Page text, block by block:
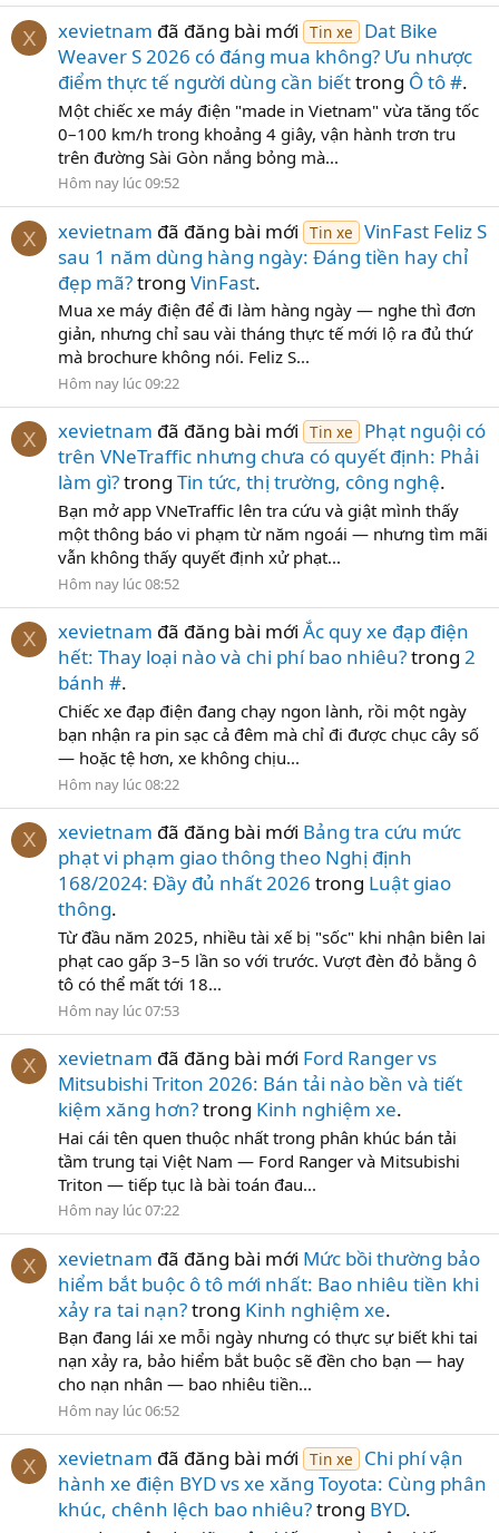
X xevietnam đã đăng bài mới Tin xe
Dat Bike
Weaver S 2026 có đáng mua không? Ưu nhược
điểm thực tế người dùng cần biếttrong Ô tô #.
Một chiếc xe máy điện "made in Vietnam" vừa tăng tốc
0–100 km/h trong khoảng 4 giây, vận hành trơn tru
trên đường Sài Gòn nắng bỏng mà...
Hôm nay lúc 09:52
X xevietnam đã đăng bài mới Tin xe VinFast Feliz S
sau 1 năm dùng hàng ngày: Đáng tiền hay chỉ
đẹp mã?trong VinFast.
Mua xe máy điện để đi làm hàng ngày — nghe thì đơn
giản, nhưng chỉ sau vài tháng thực tế mới lộ ra đủ thứ
mà brochure không nói. Feliz S...
Hôm nay lúc 09:22
X xevietnam đã đăng bài mới Tin xe
Phạt nguội có
trên VNeTraffic nhưng chưa có quyết định: Phải
làm gì?trong Tin tức, thị trường, công nghệ.
Bạn mở app VNeTraffic lên tra cứu và giật mình thấy
một thông báo vi phạm từ năm ngoái — nhưng tìm mãi
vẫn không thấy quyết định xử phạt...
Hôm nay lúc 08:52
X xevietnam đã đăng bài mới Ắc quy xe đạp điện
hết: Thay loại nào và chi phí bao nhiêu?trong 2
bánh #.
Chiếc xe đạp điện đang chạy ngon lành, rồi một ngày
bạn nhận ra pin sạc cả đêm mà chỉ đi được chục cây số
— hoặc tệ hơn, xe không chịu...
Hôm nay lúc 08:22
X xevietnam đã đăng bài mới Bảng tra cứu mức
phạt vi phạm giao thông theo Nghị định
168/2024: Đầy đủ nhất 2026 trong Luật giao
thông.
Từ đầu năm 2025, nhiều tài xế bị "sốc" khi nhận biên lai
phạt cao gấp 3–5 lần so với trước. Vượt đèn đỏ bằng ô
tô có thể mất tới 18...
Hôm nay lúc 07:53
X xevietnam đã đăng bài mới Ford Ranger vs
Mitsubishi Triton 2026: Bán tải nào bền và tiết
kiệm xăng hơn?trong Kinh nghiệm xe.
Hai cái tên quen thuộc nhất trong phân khúc bán tải
tầm trung tại Việt Nam — Ford Ranger và Mitsubishi
Triton — tiếp tục là bài toán đau...
Hôm nay lúc 07:22
X xevietnam đã đăng bài mới Mức bồi thường bảo
hiểm bắt buộc ô tô mới nhất: Bao nhiêu tiền khi
xảy ra tai nạn?trong Kinh nghiệm xe.
Bạn đang lái xe mỗi ngày nhưng có thực sự biết khi tai
nạn xảy ra, bảo hiểm bắt buộc sẽ đền cho bạn — hay
cho nạn nhân — bao nhiêu tiền...
Hôm nay lúc 06:52
X xevietnam đã đăng bài mới Tin xe
Chi phí vận
hành xe điện BYD vs xe xăng Toyota: Cùng phân
khúc, chênh lệch bao nhiêu?trong BYD.